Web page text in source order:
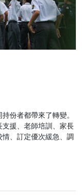
份者都帶來了轉變。
援、老師培訓、家長
、訂定優次緩急、調